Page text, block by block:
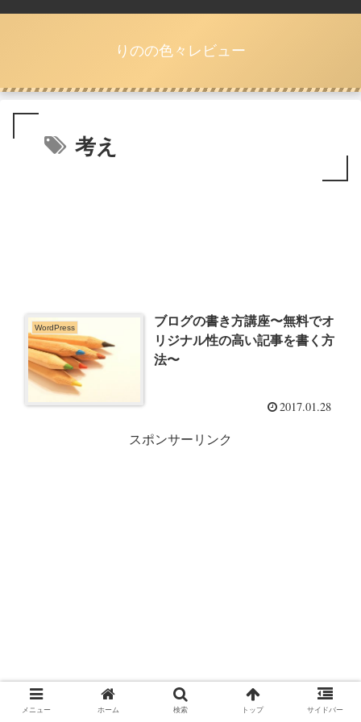
りのの色々レビュー
考え
WordPress
ブログの書き方講座〜無料でオ
リジナル性の高い記事を書く方
法〜
2017.01.28
スポンサーリンク
メニュー ホーム 検索 トップ サイドバー